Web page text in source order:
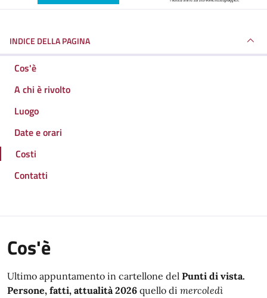
INDICE DELLA PAGINA
Cos'è
A chi è rivolto
Luogo
Date e orari
Costi
Contatti
Cos'è
Ultimo appuntamento in cartellone del Punti di vista.
Persone, fatti, attualità 2026 quello di mercoledì